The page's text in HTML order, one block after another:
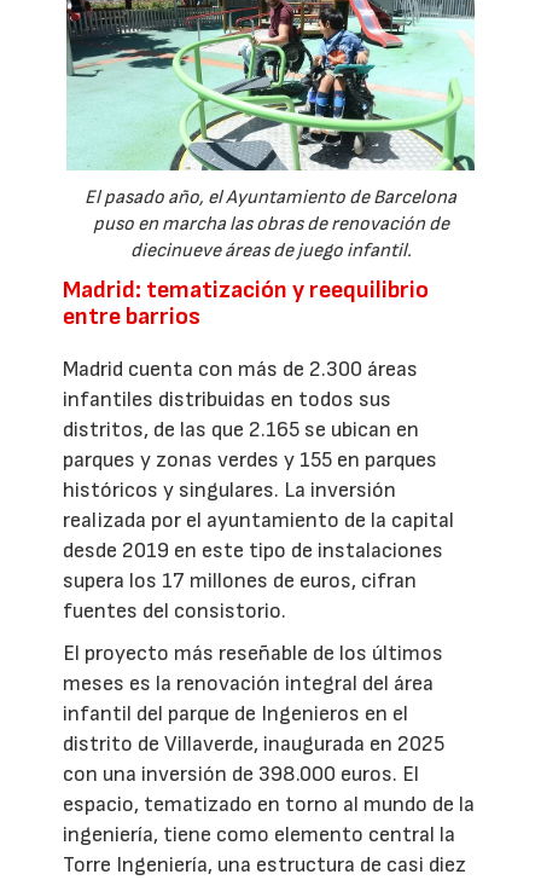
El pasado año, el Ayuntamiento de Barcelona
puso en marcha las obras de renovación de
diecinueve áreas de juego infantil.
Madrid: tematización y reequilibrio
entre barrios
Madrid cuenta con más de 2.300 áreas
infantiles distribuidas en todos sus
distritos, de las que 2.165 se ubican en
parques y zonas verdes y 155 en parques
históricos y singulares. La inversión
realizada por el ayuntamiento de la capital
desde 2019 en este tipo de instalaciones
supera los 17 millones de euros, cifran
fuentes del consistorio.
El proyecto más reseñable de los últimos
meses es la renovación integral del área
infantil del parque de Ingenieros en el
distrito de Villaverde, inaugurada en 2025
con una inversión de 398.000 euros. El
espacio, tematizado en torno al mundo de la
ingeniería, tiene como elemento central la
Torre Ingeniería, una estructura de casi diez